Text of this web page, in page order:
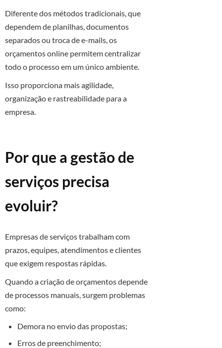
Diferente dos métodos tradicionais, que
dependem de planilhas, documentos
separados ou troca de e-mails, os
orçamentos online permitem centralizar
todo o processo em um único ambiente.
Isso proporciona mais agilidade,
organização e rastreabilidade para a
empresa.
Por que a gestão de
serviços precisa
evoluir?
Empresas de serviços trabalham com
prazos, equipes, atendimentos e clientes
que exigem respostas rápidas.
Quando a criação de orçamentos depende
de processos manuais, surgem problemas
como:
Demora no envio das propostas;
Erros de preenchimento;